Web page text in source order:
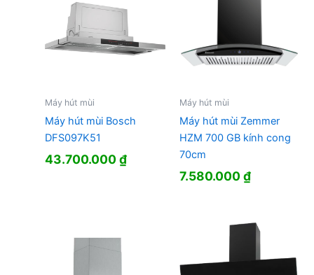
Máy hút mùi
Máy hút mùi Bosch
DFS097K51
43.700.000₫
Máy hút mùi
Máy hút mùi Zemmer
HZM 700 GB kính cong
70cm
7.580.000₫